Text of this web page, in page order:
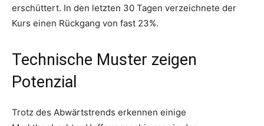
erschüttert. In den letzten 30 Tagen verzeichnete der
Kurs einen Rückgang von fast 23%.
Technische Muster zeigen
Potenzial
Trotz des Abwärtstrends erkennen einige